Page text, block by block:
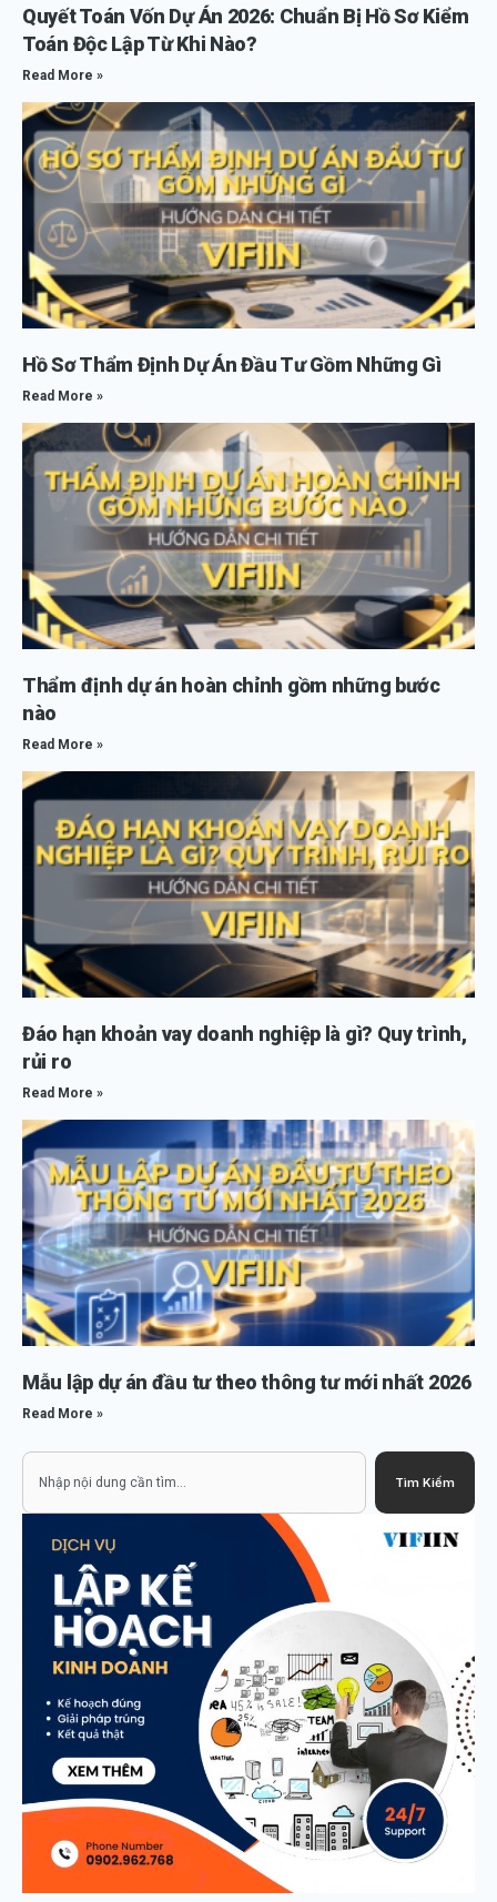
Quyết Toán Vốn Dự Án 2026: Chuẩn Bị Hồ Sơ Kiểm
Toán Độc Lập Từ Khi Nào?
Read More »
Hồ Sơ Thẩm Định Dự Án Đầu Tư Gồm Những Gì
Read More »
Thẩm định dự án hoàn chỉnh gồm những bước
nào
Read More »
Đáo hạn khoản vay doanh nghiệp là gì? Quy trình,
rủi ro
Read More »
Mẫu lập dự án đầu tư theo thông tư mới nhất 2026
Read More »
Tìm Kiếm